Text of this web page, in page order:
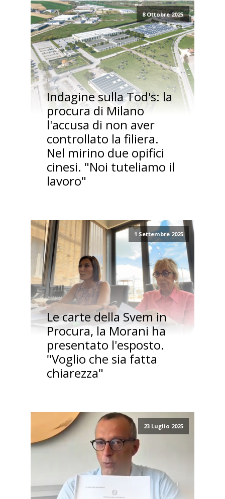
8 Ottobre 2025
Indagine sulla Tod's: la
procura di Milano
l'accusa di non aver
controllato la filiera.
Nel mirino due opifici
cinesi. "Noi tuteliamo il
lavoro"
1 Settembre 2025
Le carte della Svem in
Procura, la Morani ha
presentato l'esposto.
"Voglio che sia fatta
chiarezza"
23 Luglio 2025